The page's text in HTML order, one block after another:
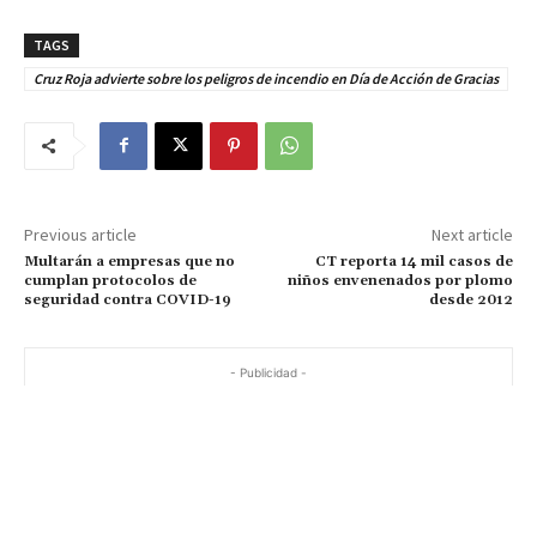
TAGS
Cruz Roja advierte sobre los peligros de incendio en Día de Acción de Gracias
Previous article
Multarán a empresas que no
cumplan protocolos de
seguridad contra COVID-19
Next article
CT reporta 14 mil casos de
niños envenenados por plomo
desde 2012
- Publicidad -